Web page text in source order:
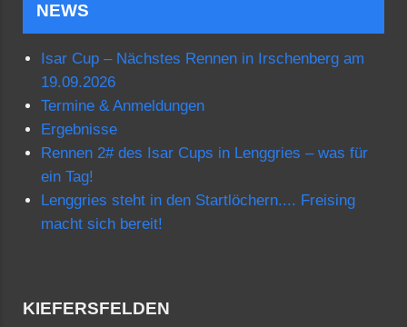
NEWS
Isar Cup – Nächstes Rennen in Irschenberg am
19.09.2026
Termine & Anmeldungen
Ergebnisse
Rennen 2# des Isar Cups in Lenggries – was für
ein Tag!
Lenggries steht in den Startlöchern.... Freising
macht sich bereit!
KIEFERSFELDEN